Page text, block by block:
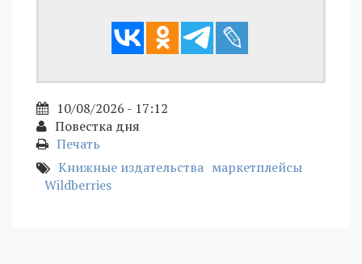
10/08/2026 - 17:12
Повестка дня
Печать
Книжные издательства маркетплейсы
Wildberries